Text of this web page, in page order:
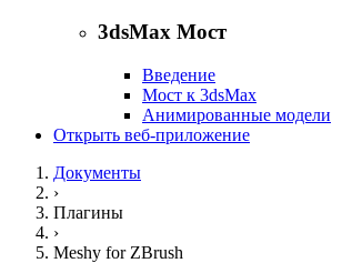
3dsMax Мост
Введение
Мост к 3dsMax
Анимированные модели
Открыть веб-приложение
Документы
›
Плагины
›
Meshy for ZBrush